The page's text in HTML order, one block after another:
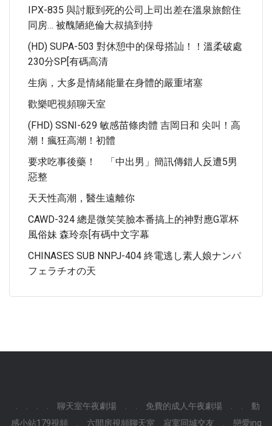
IPX-835 與討厭到死的公司上司出差在溫泉旅館住
同房… 被醜陋絶倫大叔搞到持
(HD) SUPA-503 對休憩中的保母搭訕！！溫柔破處
230分SP[有碼高清
生病，大多是情緒能量在身體的嚴重堵塞
歡樂吧視頻聊天室
(FHD) SSNI-629 敏感苗條肉體 吉岡日和 尖叫！高
潮！瘋狂高潮！初體
要求吃事後藥！ 「中出男」簡訊傳錯人反遭5男
惡整
天天性高潮，醫生遠離你
CAWD-324 總是微笑笑臉本番搞上的神對應G罩杯
風俗妹 森玲奈[有碼中文字幕
CHINASES SUB NNPJ-404 終電逃し素人娘ナンパ
フェラチオの天
聊天室午夜劇場 免費的成人午夜劇場
動
感小站179視頻
六間房視頻聊天室 寂寞同城交友 戀愛ing